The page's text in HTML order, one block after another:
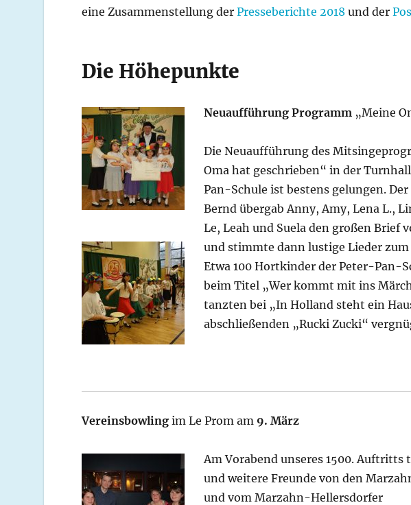
eine Zusammenstellung derPresseberichte 2018 und der
Die Höhepunkte
Neuaufführung Programm „Meine
Die Neuaufführung des
Oma hat geschrieben“ in der
Pan-Schule ist bestens gelungen.
Bernd übergab Anny, Amy, Lena L.,
Le, Leah und Suela den großen Brief
und stimmte dann lustige Lieder
Etwa 100 Hortkinder der Peter-Pan-
beim Titel „Wer kommt mit ins
tanzten bei „In Holland steht ein
abschließenden „Rucki Zucki“
Vereinsbowling im Le Prom am 9. März
Am Vorabend unseres 1500.
und weitere Freunde von den
und vom Marzahn-Hellersdorfer